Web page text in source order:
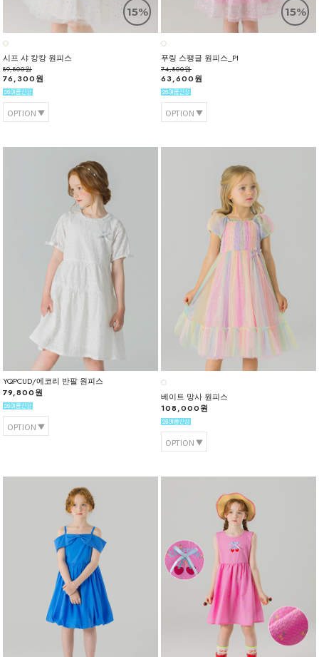
15%
시프 샤 캉캉 원피스
89,800원
76,300원
OPTION
15%
푸링 스팽글 원피스_PI
74,800원
63,600원
OPTION
YQPCUD/에코리 반팔 원피스
79,800원
OPTION
베이트 망사 원피스
108,000원
OPTION